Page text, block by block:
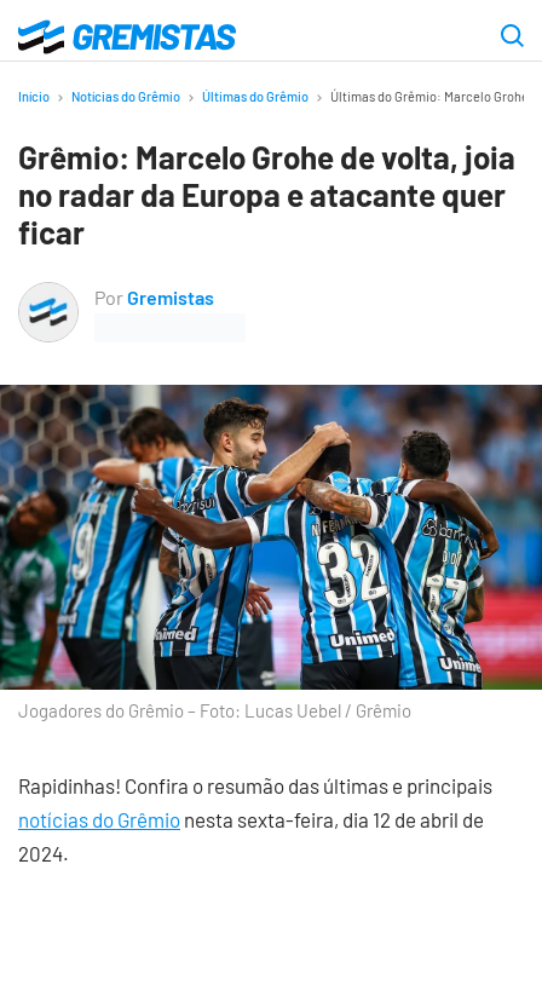
para
principal
Gremistas
Início Notícias do Grêmio Últimas do Grêmio Últimas do Grêmio: Marcelo Grohe
Grêmio: Marcelo Grohe de volta, joia
no radar da Europa e atacante quer
ficar
PorGremistas
Jogadores do Grêmio – Foto: Lucas Uebel / Grêmio
Rapidinhas! Confira o resumão das últimas e principais
notícias do Grêmio nesta sexta-feira, dia 12 de abril de
2024.